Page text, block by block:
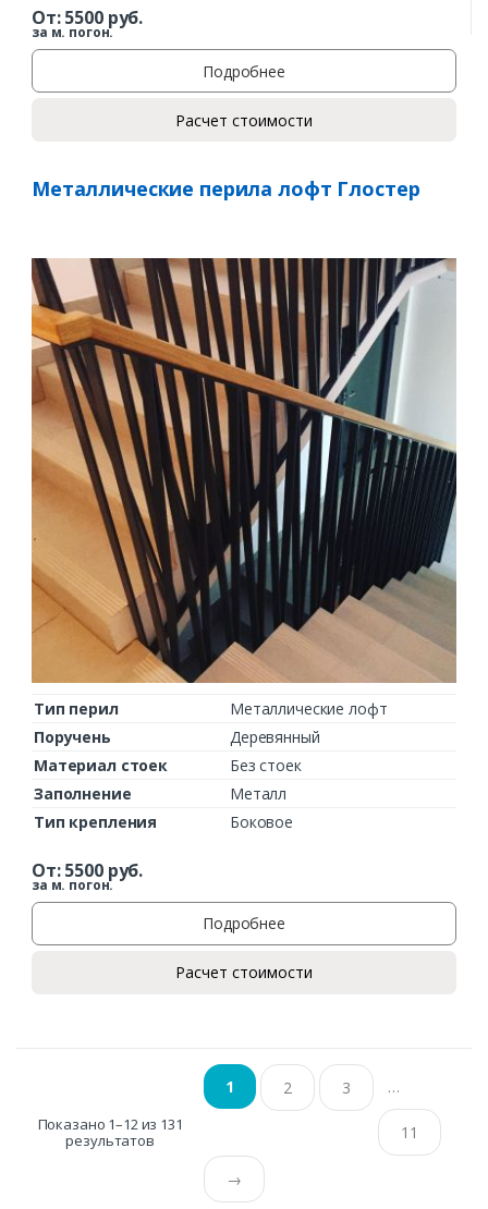
От:5500руб.
за м. погон.
Подробнее
Расчет стоимости
Металлические перила лофт Глостер
Тип перил
Металлические лофт
Поручень
Деревянный
Материал стоек
Без стоек
Заполнение
Металл
Тип крепления
Боковое
От:5500руб.
за м. погон.
Подробнее
Расчет стоимости
Показано 1–12 из 131
результатов
1 2 3 …
11
→